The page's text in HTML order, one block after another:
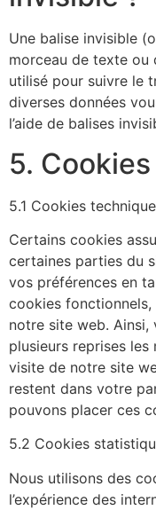
Une balise invisible
morceau de texte ou
utilisé pour suivre le
diverses données
l’aide de balises
5. Cookies
5.1 Cookies
Certains cookies
certaines parties du
vos préférences en
cookies
notre site web. Ainsi,
plusieurs reprises
visite de notre site
restent dans votre
pouvons placer ces
5.2 Cookies
Nous utilisons des
l’expérience des